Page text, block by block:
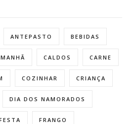
ANTEPASTO BEBIDAS
CALDOS CARNE
COZINHAR CRIANÇA
DIA DOS NAMORADOS
FRANGO